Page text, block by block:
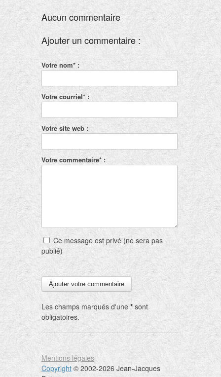
Aucun commentaire
Ajouter un commentaire :
Votre nom* :
Votre courriel* :
Votre site web :
Votre commentaire* :
Ce message est privé (ne sera pas
publié)
Les champs marqués d'une *sont
obligatoires.
Mentions légales
Copyright© 2002-2026 Jean-Jacques